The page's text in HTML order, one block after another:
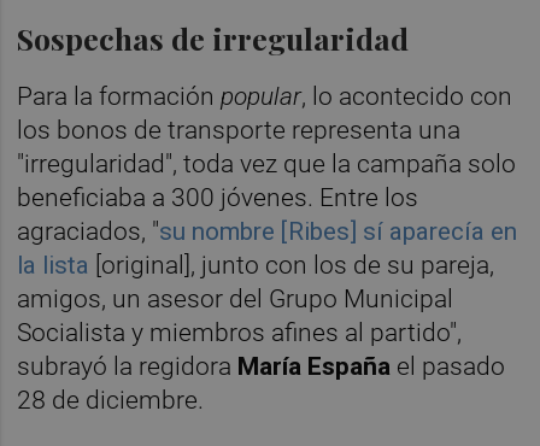
Sospechas de irregularidad
Para la formaciónpopular, lo acontecido con
los bonos de transporte representa una
"irregularidad", toda vez que la campaña solo
beneficiaba a 300 jóvenes. Entre los
agraciados, "su nombre [Ribes] sí aparecía en
la lista [original], junto con los de su pareja,
amigos, un asesor del Grupo Municipal
Socialista y miembros afines al partido",
subrayó la regidora María España el pasado
28 de diciembre.